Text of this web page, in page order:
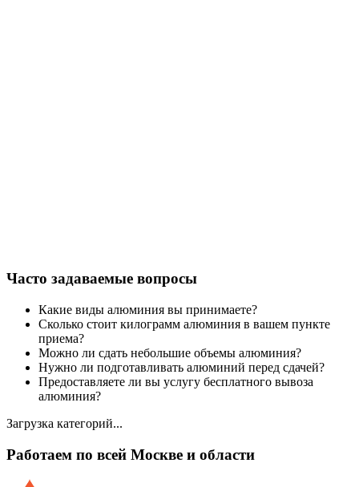
Часто задаваемые вопросы
Какие виды алюминия вы принимаете?
Сколько стоит килограмм алюминия в вашем пункте
приема?
Можно ли сдать небольшие объемы алюминия?
Нужно ли подготавливать алюминий перед сдачей?
Предоставляете ли вы услугу бесплатного вывоза
алюминия?
Загрузка категорий...
Работаем по всей Москве и области